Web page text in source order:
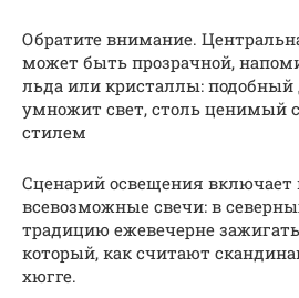
Обратите внимание.
может быть прозрачной,
льда или кристаллы: подобный
умножит свет, столь ценимый
стилем
Сценарий освещения включает
всевозможные свечи: в
традицию ежевечерне
который, как считают
хюгге.